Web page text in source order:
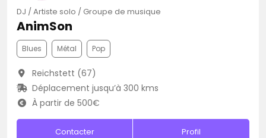
DJ / Artiste solo / Groupe de musique
AnimSon
Blues Métal Pop
Reichstett (67)
Déplacement jusqu’à 300 kms
À partir de 500€
Contacter Profil